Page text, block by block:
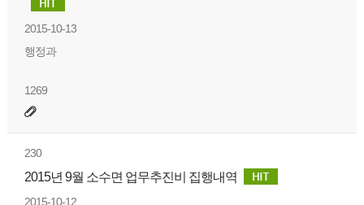
2015-10-13
행정과
1269
230
2015년 9월 소수면 업무추진비 집행내역
2015-10-12